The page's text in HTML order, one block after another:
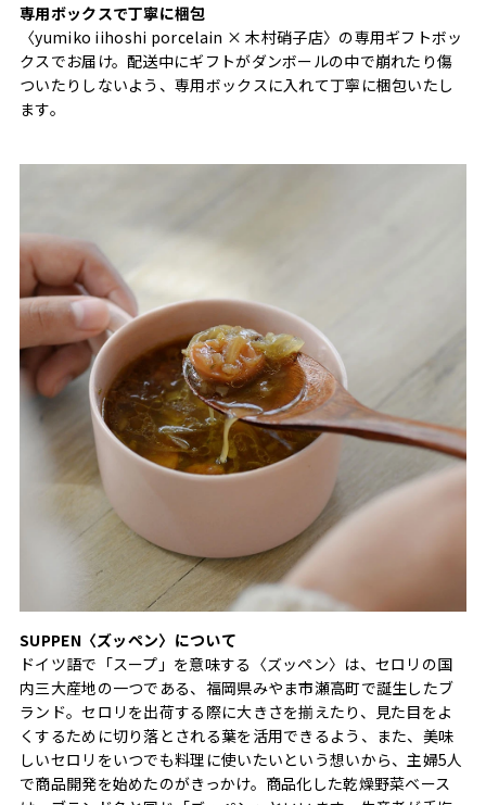
専用ボックスで丁寧に梱包
〈yumiko iihoshi porcelain × 木村硝子店〉の専用ギフトボッ
クスでお届け。配送中にギフトがダンボールの中で崩れたり傷
ついたりしないよう、専用ボックスに入れて丁寧に梱包いたし
ます。
SUPPEN〈ズッペン〉について
ドイツ語で「スープ」を意味する〈ズッペン〉は、セロリの国
内三大産地の一つである、福岡県みやま市瀬高町で誕生したブ
ランド。セロリを出荷する際に大きさを揃えたり、見た目をよ
くするために切り落とされる葉を活用できるよう、また、美味
しいセロリをいつでも料理に使いたいという想いから、主婦5人
で商品開発を始めたのがきっかけ。商品化した乾燥野菜ベース